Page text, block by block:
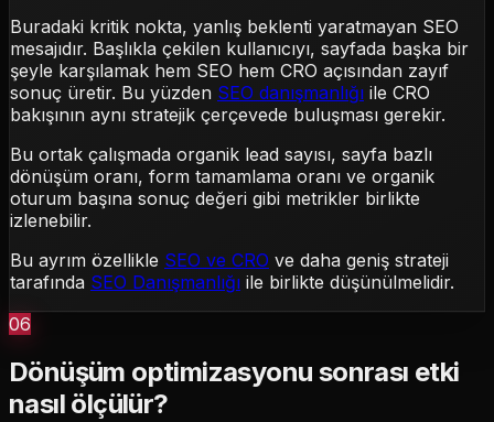
Buradaki kritik nokta, yanlış beklenti yaratmayan SEO
mesajıdır. Başlıkla çekilen kullanıcıyı, sayfada başka bir
şeyle karşılamak hem SEO hem CRO açısından zayıf
sonuç üretir. Bu yüzden SEO danışmanlığı ile CRO
bakışının aynı stratejik çerçevede buluşması gerekir.
Bu ortak çalışmada organik lead sayısı, sayfa bazlı
dönüşüm oranı, form tamamlama oranı ve organik
oturum başına sonuç değeri gibi metrikler birlikte
izlenebilir.
Bu ayrım özellikle SEO ve CRO ve daha geniş strateji
tarafında SEO Danışmanlığı ile birlikte düşünülmelidir.
06
Dönüşüm optimizasyonu sonrası etki
nasıl ölçülür?